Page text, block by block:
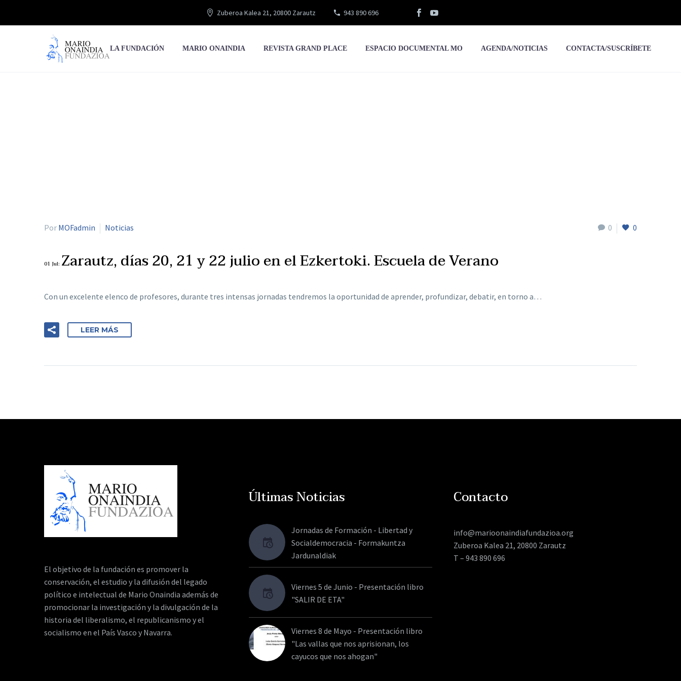
Zuberoa Kalea 21, 20800 Zarautz 943 890 696
LA FUNDACIÓN MARIO ONAINDIA REVISTA GRAND PLACE ESPACIO DOCUMENTAL MO AGENDA/NOTICIAS CONTACTA/SUSCRÍBETE
0 0
Por MOFadmin Noticias
01 Jul: Zarautz, días 20, 21 y 22 julio en el Ezkertoki. Escuela de Verano
Con un excelente elenco de profesores, durante tres intensas jornadas tendremos la oportunidad de aprender, profundizar, debatir, en torno a…
LEER MÁS
El objetivo de la fundación es promover la
conservación, el estudio y la difusión del legado
político e intelectual de Mario Onaindia además de
promocionar la investigación y la divulgación de la
historia del liberalismo, el republicanismo y el
socialismo en el País Vasco y Navarra.
Últimas Noticias
Jornadas de Formación - Libertad y
Socialdemocracia - Formakuntza
Jardunaldiak
Viernes 5 de Junio - Presentación libro
"SALIR DE ETA"
Viernes 8 de Mayo - Presentación libro
"Las vallas que nos aprisionan, los
cayucos que nos ahogan"
Contacto
info@marioonaindiafundazioa.org
Zuberoa Kalea 21, 20800 Zarautz
T – 943 890 696